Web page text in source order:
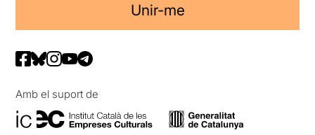
Unir-me
Amb el suport de